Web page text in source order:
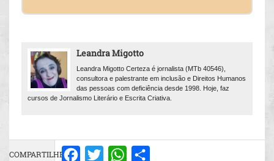
Leandra Migotto
Leandra Migotto Certeza é jornalista (MTb 40546),
consultora e palestrante em inclusão e Direitos Humanos
das pessoas com deficiência desde 1998. Hoje, faz
cursos de Jornalismo Literário e Escrita Criativa.
COMPARTILHE: Facebook
Twitter WhatsApp